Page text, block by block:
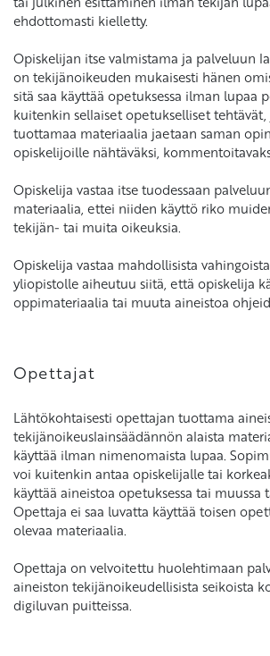
ehdottomasti kielletty.
Opiskelijan itse valmistama ja palveluun
on tekijänoikeuden mukaisesti hänen
sitä saa käyttää opetuksessa ilman lupaa
kuitenkin sellaiset opetukselliset tehtävät,
tuottamaa materiaalia jaetaan saman
opiskelijoille nähtäväksi,
Opiskelija vastaa itse tuodessaan
materiaalia, ettei niiden käyttö riko
tekijän- tai muita oikeuksia.
Opiskelija vastaa mahdollisista
yliopistolle aiheutuu siitä, että opiskelija
oppimateriaalia tai muuta aineistoa
Opettajat
Lähtökohtaisesti opettajan tuottama
tekijänoikeuslainsäädännön alaista
käyttää ilman nimenomaista lupaa.
voi kuitenkin antaa opiskelijalle tai
käyttää aineistoa opetuksessa tai muussa
Opettaja ei saa luvatta käyttää toisen
olevaa materiaalia.
Opettaja on velvoitettu huolehtimaan
aineiston tekijänoikeudellisista seikoista
digiluvan puitteissa.